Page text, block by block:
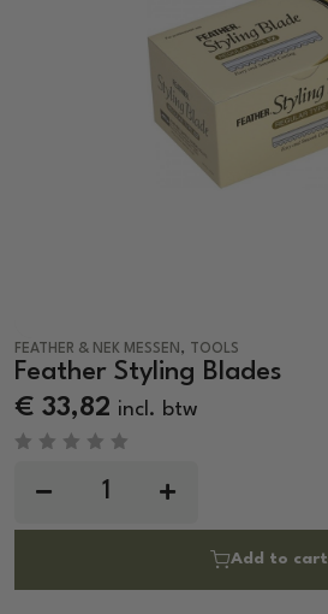
FEATHER & NEK MESSEN , TOOLS
Feather Styling Blades
€ 33,82 incl. btw
d
Add to cart